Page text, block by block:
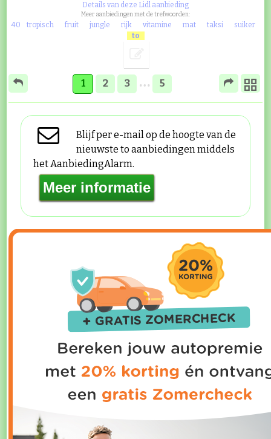
Details van deze Lidl aanbieding
Meer aanbiedingen met de trefwoorden:
40 tropisch fruit jungle rijk vitamine mat taksi
suiker
to
1 2 3 … 5
Blijf per e-mail op de hoogte van de
nieuwste to aanbiedingen middels
het AanbiedingAlarm.